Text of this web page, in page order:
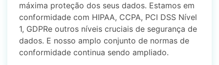
máxima proteção dos seus dados. Estamos em
conformidade com HIPAA, CCPA, PCI DSS Nível
1, GDPRe outros níveis cruciais de segurança de
dados. E nosso amplo conjunto de normas de
conformidade continua sendo ampliado.